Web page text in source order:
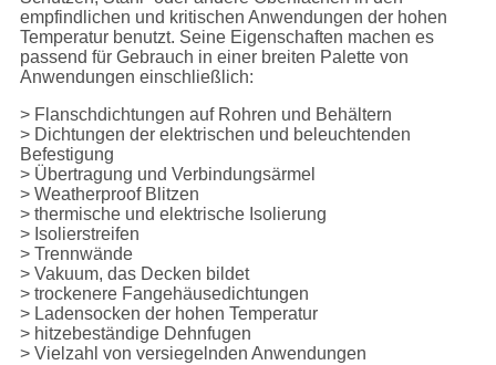
empfindlichen und kritischen Anwendungen der hohen
Temperatur benutzt. Seine Eigenschaften machen es
passend für Gebrauch in einer breiten Palette von
Anwendungen einschließlich:
> Flanschdichtungen auf Rohren und Behältern
> Dichtungen der elektrischen und beleuchtenden
Befestigung
> Übertragung und Verbindungsärmel
> Weatherproof Blitzen
> thermische und elektrische Isolierung
> Isolierstreifen
> Trennwände
> Vakuum, das Decken bildet
> trockenere Fangehäusedichtungen
> Ladensocken der hohen Temperatur
> hitzebeständige Dehnfugen
> Vielzahl von versiegelnden Anwendungen